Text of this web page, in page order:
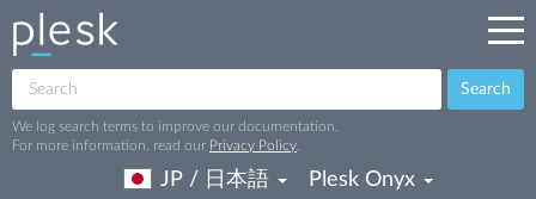
Search
We log search terms to improve our documentation.
For more information, read our Privacy Policy
JP / 日本語 Plesk Onyx